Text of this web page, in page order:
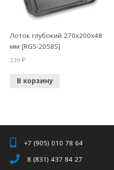
Лоток глубокий 270х200х48
мм [RGS-2058S]
239₽
В корзину
+7 (905) 010 78 64
8 (831) 437 84 27